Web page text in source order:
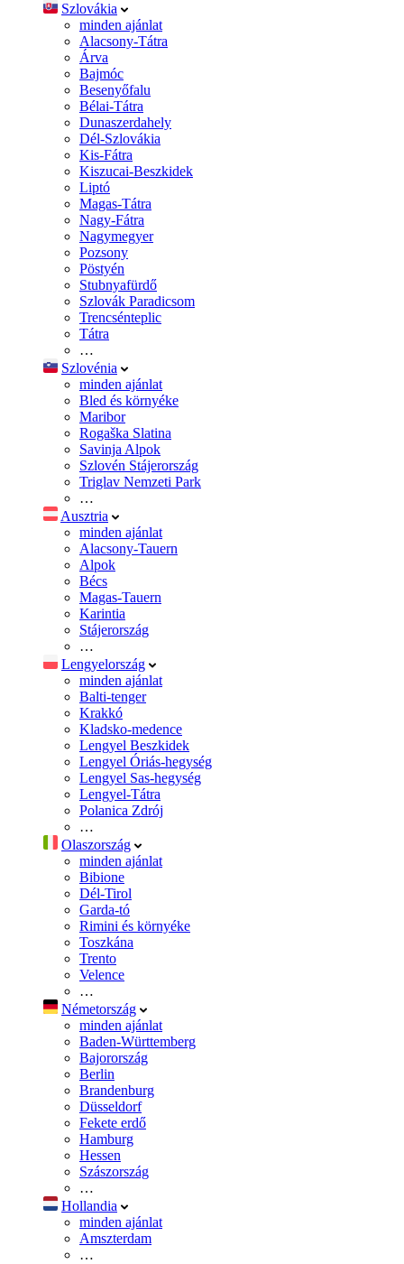
Szlovákia
minden ajánlat
Alacsony-Tátra
Árva
Bajmóc
Besenyőfalu
Bélai-Tátra
Dunaszerdahely
Dél-Szlovákia
Kis-Fátra
Kiszucai-Beszkidek
Liptó
Magas-Tátra
Nagy-Fátra
Nagymegyer
Pozsony
Pöstyén
Stubnyafürdő
Szlovák Paradicsom
Trencsénteplic
Tátra
…
Szlovénia
minden ajánlat
Bled és környéke
Maribor
Rogaška Slatina
Savinja Alpok
Szlovén Stájerország
Triglav Nemzeti Park
…
Ausztria
minden ajánlat
Alacsony-Tauern
Alpok
Bécs
Magas-Tauern
Karintia
Stájerország
…
Lengyelország
minden ajánlat
Balti-tenger
Krakkó
Kladsko-medence
Lengyel Beszkidek
Lengyel Óriás-hegység
Lengyel Sas-hegység
Lengyel-Tátra
Polanica Zdrój
…
Olaszország
minden ajánlat
Bibione
Dél-Tirol
Garda-tó
Rimini és környéke
Toszkána
Trento
Velence
…
Németország
minden ajánlat
Baden-Württemberg
Bajorország
Berlin
Brandenburg
Düsseldorf
Fekete erdő
Hamburg
Hessen
Szászország
…
Hollandia
minden ajánlat
Amszterdam
…